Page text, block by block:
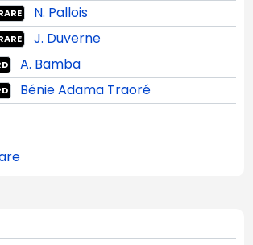
N. Pallois
J. Duverne
A. Bamba
Bénie Adama Traoré